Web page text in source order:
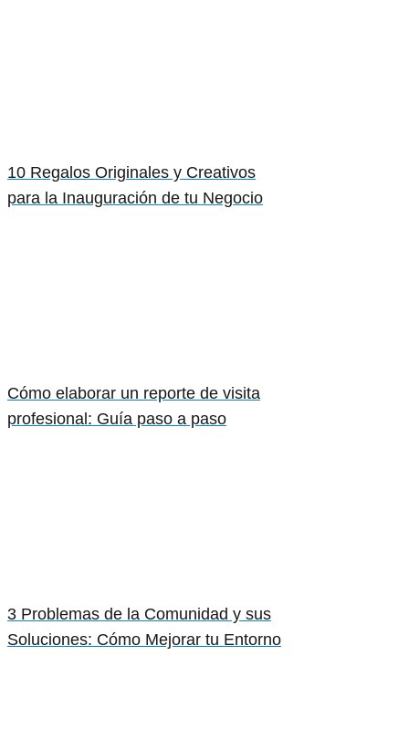
10 Regalos Originales y Creativos
para la Inauguración de tu Negocio
Cómo elaborar un reporte de visita
profesional: Guía paso a paso
3 Problemas de la Comunidad y sus
Soluciones: Cómo Mejorar tu Entorno